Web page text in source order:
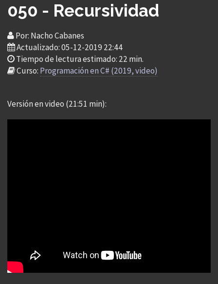
050 - Recursividad
Por: Nacho Cabanes
Actualizado: 05-12-2019 22:44
Tiempo de lectura estimado: 22 min.
Curso: Programación en C# (2019, video)
Versión en video (21:51 min):